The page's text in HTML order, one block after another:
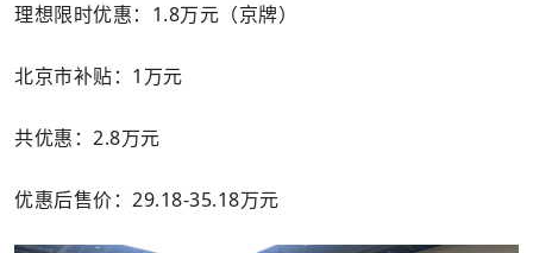
理想限时优惠：1.8万元（京牌）
北京市补贴：1万元
共优惠：2.8万元
优惠后售价：29.18-35.18万元